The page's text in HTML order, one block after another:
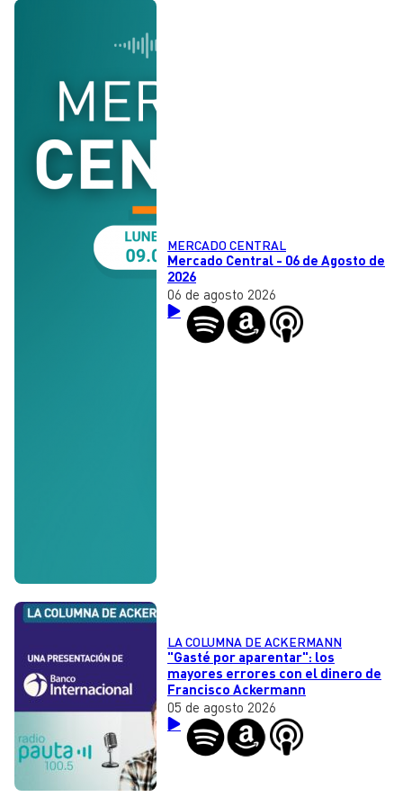
MERCADO CENTRAL
Mercado Central - 06 de Agosto de
2026
06 de agosto 2026
LA COLUMNA DE ACKERMANN
"Gasté por aparentar": los
mayores errores con el dinero de
Francisco Ackermann
05 de agosto 2026